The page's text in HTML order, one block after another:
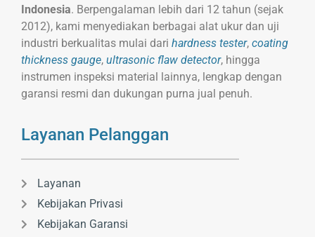
Indonesia. Berpengalaman lebih dari 12 tahun (sejak
2012), kami menyediakan berbagai alat ukur dan uji
industri berkualitas mulai dari hardness tester, coating
thickness gauge, ultrasonic flaw detector, hingga
instrumen inspeksi material lainnya, lengkap dengan
garansi resmi dan dukungan purna jual penuh.
Layanan Pelanggan
Layanan
Kebijakan Privasi
Kebijakan Garansi